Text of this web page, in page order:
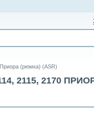
(рюмка) (ASR)
2115, 2170